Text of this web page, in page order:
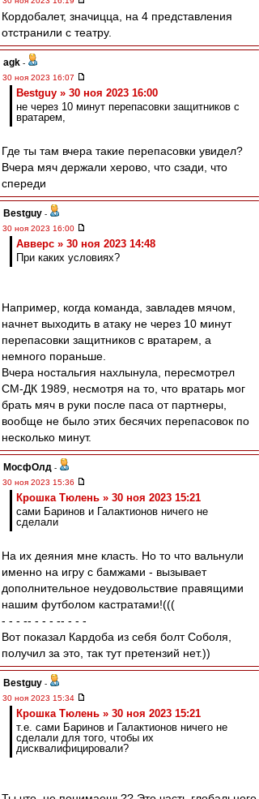
Кордобалет, значицца, на 4 представления
отстранили с театру.
agk -
30 ноя 2023 16:07
Bestguy » 30 ноя 2023 16:00
не через 10 минут перепасовки защитников с
вратарем,
Где ты там вчера такие перепасовки увидел?
Вчера мяч держали херово, что сзади, что
спереди
Bestguy -
30 ноя 2023 16:00
Авверс » 30 ноя 2023 14:48
При каких условиях?
Например, когда команда, завладев мячом,
начнет выходить в атаку не через 10 минут
перепасовки защитников с вратарем, а
немного пораньше.
Вчера ностальгия нахлынула, пересмотрел
СМ-ДК 1989, несмотря на то, что вратарь мог
брать мяч в руки после паса от партнеры,
вообще не было этих бесячих перепасовок по
несколько минут.
МосфОлд -
30 ноя 2023 15:36
Крошка Тюлень » 30 ноя 2023 15:21
сами Баринов и Галактионов ничего не
сделали
На их деяния мне класть. Но то что вальнули
именно на игру с бамжами - вызывает
дополнительное неудовольствие правящими
нашим футболом кастратами!(((
- - - -- - - - -- - - -
Вот показал Кардоба из себя болт Соболя,
получил за это, так тут претензий нет.))
Bestguy -
30 ноя 2023 15:34
Крошка Тюлень » 30 ноя 2023 15:21
т.е. сами Баринов и Галактионов ничего не
сделали для того, чтобы их
дисквалифицировали?